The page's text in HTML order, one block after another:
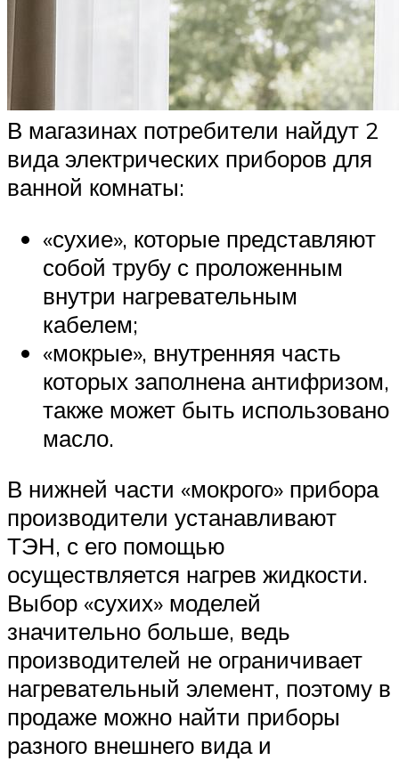
В магазинах потребители найдут 2
вида электрических приборов для
ванной комнаты:
«сухие», которые представляют
собой трубу с проложенным
внутри нагревательным
кабелем;
«мокрые», внутренняя часть
которых заполнена антифризом,
также может быть использовано
масло.
В нижней части «мокрого» прибора
производители устанавливают
ТЭН, с его помощью
осуществляется нагрев жидкости.
Выбор «сухих» моделей
значительно больше, ведь
производителей не ограничивает
нагревательный элемент, поэтому в
продаже можно найти приборы
разного внешнего вида и